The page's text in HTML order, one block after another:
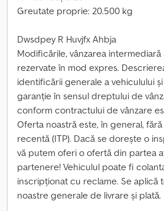
Greutate proprie: 20.500 kg
Dwsdpey R Huvjfx Ahbja
Modificările, vânzarea
rezervate în mod expres.
identificării generale a vehiculului
garanție în sensul dreptului de
conform contractului de vânzare
Oferta noastră este, în general,
recentă (ITP). Dacă se dorește o
vă putem oferi o ofertă din partea
partenere! Vehiculul poate fi
inscripționat cu reclame. Se aplică
noastre generale de livrare și plată.